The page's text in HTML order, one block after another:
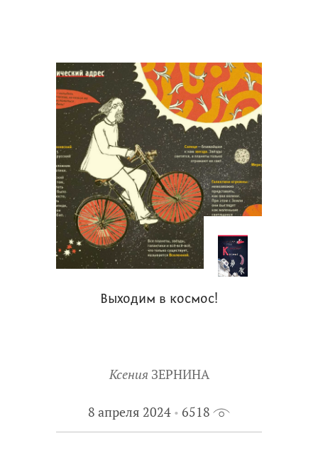
Выходим в космос!
Ксения ЗЕРНИНА
8 апреля 2024 6518